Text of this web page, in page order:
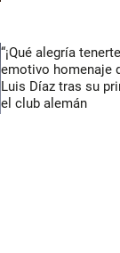
“¡Qué alegría
emotivo homenaje
Luis Díaz tras su
el club alemán